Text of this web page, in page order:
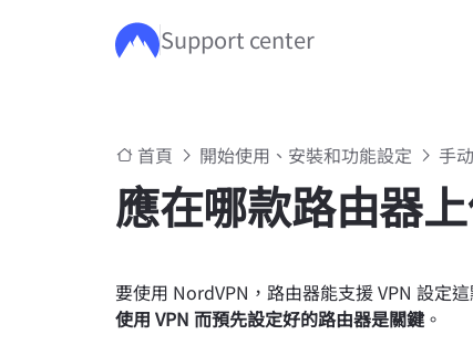
跳至主要內容
Support center
首頁 開始使用、安裝和功能設定 手
應在哪款路由器
要使用 NordVPN，路由器能支援 VPN 設定
使用 VPN 而預先設定好的路由器是關鍵 。